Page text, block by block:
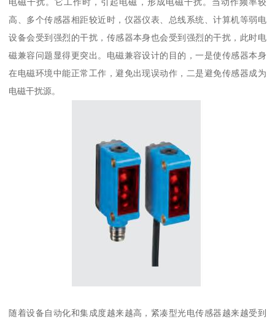
电磁干扰。它工作时，引起电磁，形成电磁干扰。当动作频率较
高、多个传感器相距较近时，仪器仪表、总线系统、计算机等弱电
设备会受到强烈的干扰，传感器本身也会受到强烈的干扰，此时电
磁兼容问题显得更突出。电磁兼容设计的目的，一是使传感器本身
在电磁环境中能正常工作，避免出现误动作，二是避免传感器成为
电磁干扰源。
随着设备自动化和集成度越来越高，紧凑型光电传感器越来越受到